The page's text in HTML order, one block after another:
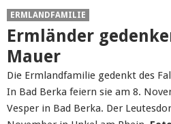
ERMLANDFAMILIE
Ermländer
Mauer
Die Ermlandfamilie gedenkt des
In Bad Berka feiern sie am 8.
Vesper in Bad Berka. Der